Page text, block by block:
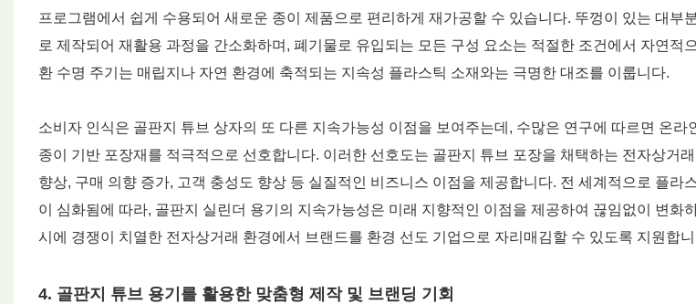
프로그램에서 쉽게 수용되어 새로운 종이 제품으로 편리하게 재가공할 수 있습니다. 뚜껑이 있는 대부
로 제작되어 재활용 과정을 간소화하며, 폐기물로 유입되는 모든 구성 요소는 적절한 조건에서 자연적
환 수명 주기는 매립지나 자연 환경에 축적되는 지속성 플라스틱 소재와는 극명한 대조를 이룹니다.
소비자 인식은 골판지 튜브 상자의 또 다른 지속가능성 이점을 보여주는데, 수많은 연구에 따르면 온라
종이 기반 포장재를 적극적으로 선호합니다. 이러한 선호도는 골판지 튜브 포장을 채택하는 전자상거
향상, 구매 의향 증가, 고객 충성도 향상 등 실질적인 비즈니스 이점을 제공합니다. 전 세계적으로 플라
이 심화됨에 따라, 골판지 실린더 용기의 지속가능성은 미래 지향적인 이점을 제공하여 끊임없이 변화
시에 경쟁이 치열한 전자상거래 환경에서 브랜드를 환경 선도 기업으로 자리매김할 수 있도록 지원합
4. 골판지 튜브 용기를 활용한 맞춤형 제작 및 브랜딩 기회